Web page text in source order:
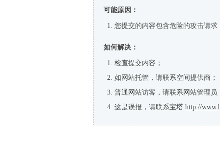
可能原因：
您提交的内容包含危险的攻击请求
如何解决：
检查提交内容；
如网站托管，请联系空间提供商；
普通网站访客，请联系网站管理员
这是误报，请联系宝塔 http://